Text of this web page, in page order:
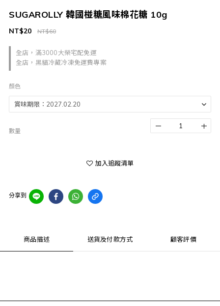
SUGAROLLY 韓國椪糖風味棉花糖 10g
全店，滿3000大榮宅配免運
全店，黑貓冷藏冷凍免運費專案
NT$60
NT$20
顏色
數量
加入追蹤清單
分享到
商品描述 送貨及付款方式 顧客評價